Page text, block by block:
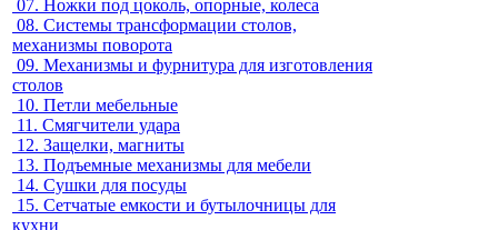
07. Ножки под цоколь, опорные, колеса
08. Системы трансформации столов,
механизмы поворота
09. Механизмы и фурнитура для изготовления
столов
10. Петли мебельные
11. Смягчители удара
12. Защелки, магниты
13. Подъемные механизмы для мебели
14. Сушки для посуды
15. Сетчатые емкости и бутылочницы для
кухни